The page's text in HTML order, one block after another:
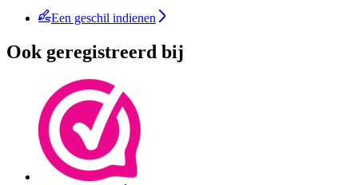
Een geschil indienen
Ook geregistreerd bij